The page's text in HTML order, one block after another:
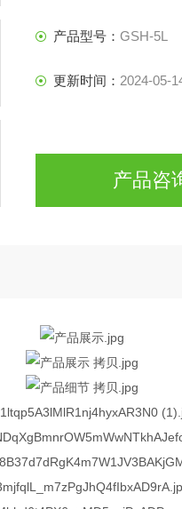
产品型号： GSH-5L
更新时间： 2024-05-
产品咨